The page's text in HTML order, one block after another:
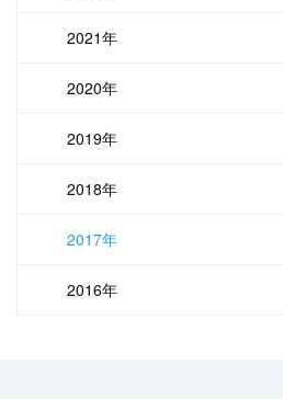
2021年
2020年
2019年
2018年
2017年
2016年